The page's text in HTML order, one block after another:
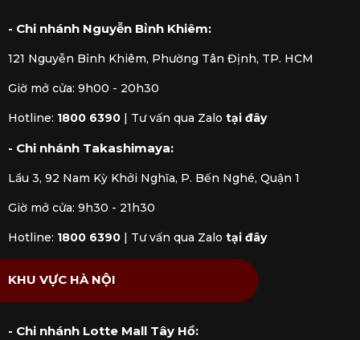
- Chi nhánh Nguyễn Bỉnh Khiêm:
121 Nguyễn Bỉnh Khiêm, Phường Tân Định, TP. HCM
Giờ mở cửa: 9h00 - 20h30
Hotline: 1800 6390 Tư vấn qua Zalo tại đây
- Chi nhánh Takashimaya:
Lầu 3, 92 Nam Kỳ Khởi Nghĩa, P. Bến Nghé, Quận 1
Giờ mở cửa: 9h30 - 21h30
Hotline: 1800 6390 Tư vấn qua Zalo tại đây
KHU VỰC HÀ NỘI
- Chi nhánh Lotte Mall Tây Hồ: